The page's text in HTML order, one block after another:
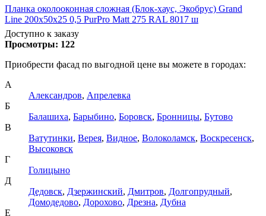
Планка околооконная сложная (Блок-хаус, Экобрус) Grand
Line 200х50х25 0,5 PurPro Matt 275 RAL 8017 ш
Доступно к заказу
Просмотры: 122
Приобрести фасад по выгодной цене вы можете в городах:
А
Александров, Апрелевка
Б
Балашиха, Барыбино, Боровск, Бронницы, Бутово
В
Ватутинки, Верея, Видное, Волоколамск, Воскресенск,
Высоковск
Г
Голицыно
Д
Дедовск, Дзержинский, Дмитров, Долгопрудный,
Домодедово, Дорохово, Дрезна, Дубна
Е